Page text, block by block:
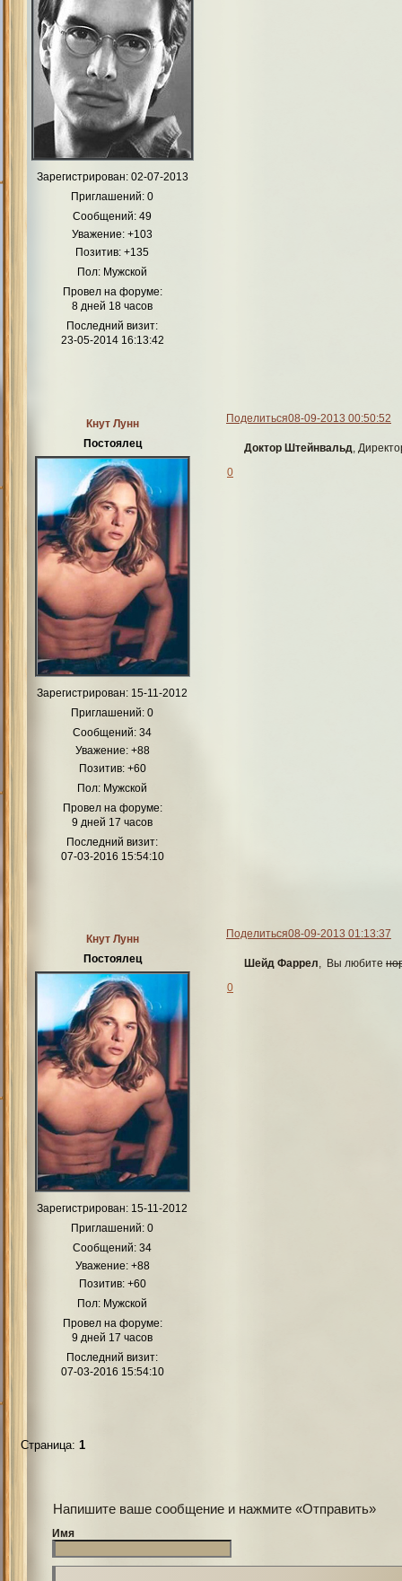
Зарегистрирован: 02-07-2013
Приглашений: 0
Сообщений: 49
Уважение: +103
Позитив: +135
Пол: Мужской
Провел на форуме:
8 дней 18 часов
Последний визит:
23-05-2014 16:13:42
Поделиться08-09-2013 00:50:52
Кнут Лунн
Постоялец
Зарегистрирован: 15-11-2012
Приглашений: 0
Сообщений: 34
Уважение: +88
Позитив: +60
Пол: Мужской
Провел на форуме:
9 дней 17 часов
Последний визит:
07-03-2016 15:54:10
Доктор Штейнвальд ,
0
Поделиться08-09-2013 01:13:37
Кнут Лунн
Постоялец
Зарегистрирован: 15-11-2012
Приглашений: 0
Сообщений: 34
Уважение: +88
Позитив: +60
Пол: Мужской
Провел на форуме:
9 дней 17 часов
Последний визит:
07-03-2016 15:54:10
Шейд Фаррел, Вы любите
0
Страница:1
Напишите ваше сообщение и нажмите «Отправить»
Имя